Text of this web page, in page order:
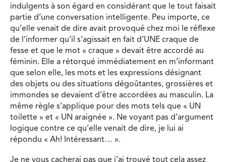
indulgents à son égard en considérant que le tout faisait
partie d’une conversation intelligente. Peu importe, ce
qu’elle venait de dire avait provoqué chez moi le réflexe
de l’informer qu’il s’agissait en fait d’UNE craque de
fesse et que le mot « craque » devait être accordé au
féminin. Elle a rétorqué immédiatement en m’informant
que selon elle, les mots et les expressions désignant
des objets ou des situations dégoûtantes, grossières et
immondes se devaient d’être accordées au masculin. La
même règle s’applique pour des mots tels que « UN
toilette » et « UN araignée ». Ne voyant pas d’argument
logique contre ce qu’elle venait de dire, je lui ai
répondu « Ah! Intéressant… ».
Je ne vous cacherai pas que j’ai trouvé tout cela assez